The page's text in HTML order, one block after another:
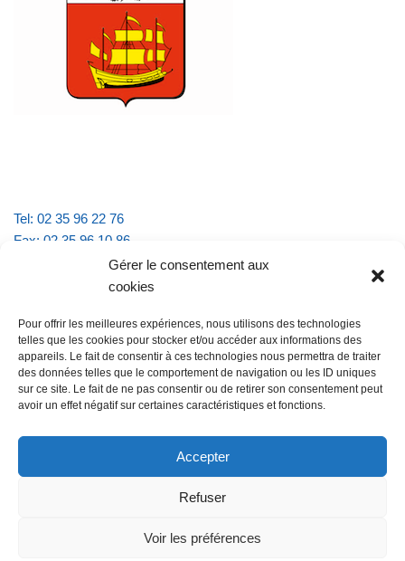
Gérer le consentement aux
cookies
Pour offrir les meilleures expériences, nous utilisons des technologies
telles que les cookies pour stocker et/ou accéder aux informations des
appareils. Le fait de consentir à ces technologies nous permettra de traiter
des données telles que le comportement de navigation ou les ID uniques
sur ce site. Le fait de ne pas consentir ou de retirer son consentement peut
avoir un effet négatif sur certaines caractéristiques et fonctions.
Accepter
Refuser
Voir les préférences
Tel: 02 35 96 22 76
Fax: 02 35 96 10 86
Email : mairie.vattevillelarue@wanadoo.fr
lundi et jeudi de 9h à 11h30
mardi et vendredi de 16h à 18h30
@Vatteville-la-rue mentions légales